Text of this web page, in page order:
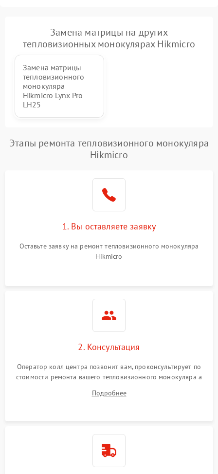
Замена матрицы на других
тепловизионных монокулярах Hikmicro
Замена матрицы
тепловизионного
монокуляра
Hikmicro Lynx Pro
LH25
Этапы ремонта тепловизионного монокуляра
Hikmicro
1. Вы оставляете заявку
Оставьте заявку на ремонт тепловизионного монокуляра
Hikmicro
2. Консультация
Оператор колл центра позвонит вам, проконсультирует по
стоимости ремонта вашего тепловизионного монокуляра а
Подробнее